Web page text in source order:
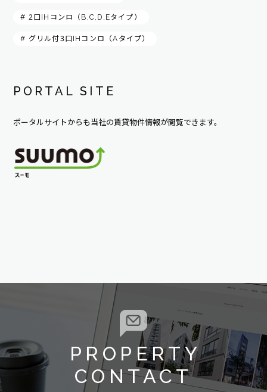
# 2口IHコンロ（B,C,D,Eタイプ）
# グリル付3口IHコンロ（Aタイプ）
PORTAL SITE
ポータルサイトからも当社の賃貸物件情報が閲覧できます。
PROPERTY
CONTACT